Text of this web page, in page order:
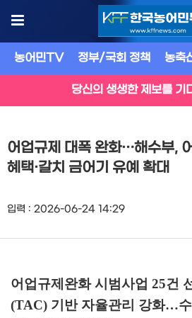
농어민TV 정부/국회 정책 농축
당신의 생생한 제보를 기
어업규제 대폭 완화…해수부,
혜택·갈치 금어기 유예 확대
입력 : 2026-06-24 14:29
어업규제완화 시범사업 25건
(TAC) 기반 자율관리 강화…